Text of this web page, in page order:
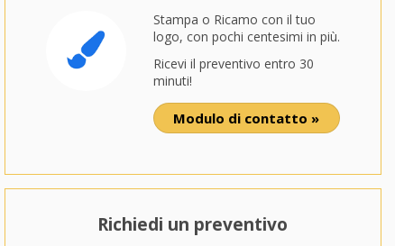
Stampa o Ricamo con il tuo
logo, con pochi centesimi in più.
Ricevi il preventivo entro 30
minuti!
Modulo di contatto »
Richiedi un preventivo